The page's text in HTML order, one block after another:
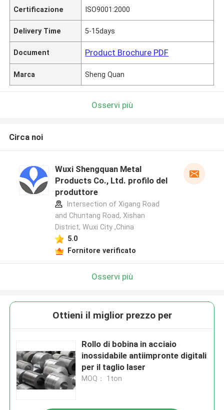
Certificazione ISO9001:2000
Delivery Time 5-15days
Document Product Brochure PDF
Marca Sheng Quan
Osservi più
Circa noi
Wuxi Shengquan Metal
Products Co., Ltd. profilo del
produttore
Intersection of Xigang Road
and Chuntang Road, Xishan
District, Wuxi City ,China
5.0
Fornitore verificato
Osservi più
Ottieni il miglior prezzo per
Rollo di bobina in acciaio
inossidabile antiimpronte digitali
per il taglio laser
MOQ： 1ton